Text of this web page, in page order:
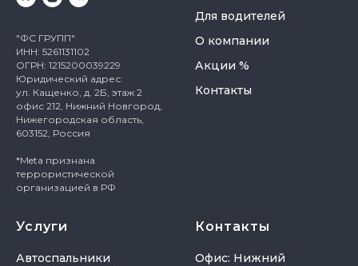
"ФС ГРУПП"
ИНН: 5261131102
ОГРН: 1215200039229
Юридический адрес:
ул. Кащенко, д. 2Б, этаж 2
офис 212, Нижний Новгород,
Нижегородская область,
603152, Россия
*Meta признана
террористической
организацией в РФ
Для водителей
О компании
Акции %
Контакты
Услуги
Автоспальники
Контакты
Офис: Нижний